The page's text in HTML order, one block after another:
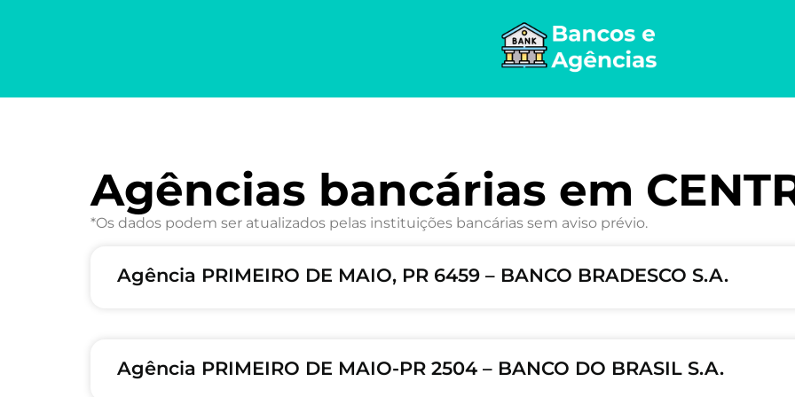
Agências bancárias em
*Os dados podem ser atualizados pelas instituições bancárias sem aviso prévio.
Agência PRIMEIRO DE MAIO, PR 6459 – BANCO BRADESCO S.A.
Agência PRIMEIRO DE MAIO-PR 2504 – BANCO DO BRASIL S.A.